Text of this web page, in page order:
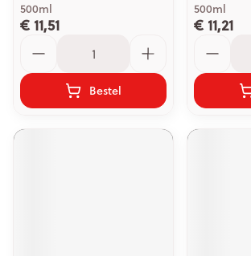
500ml
€ 11,51
Bestel
500ml
€ 11,21